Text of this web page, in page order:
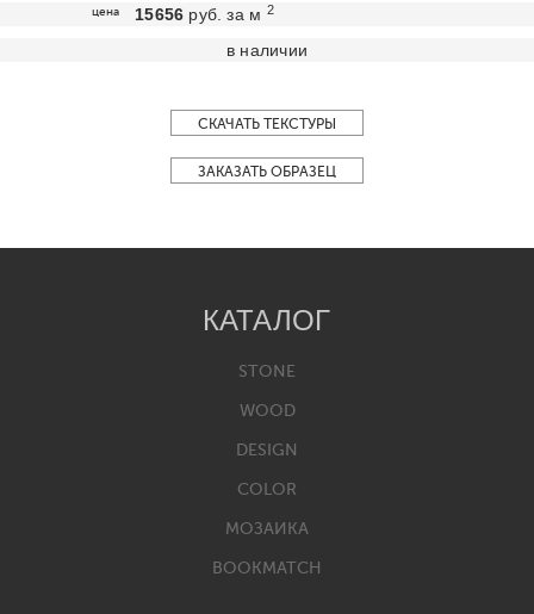
цена 15656 руб. за м 2
в наличии
СКАЧАТЬ ТЕКСТУРЫ
ЗАКАЗАТЬ ОБРАЗЕЦ
КАТАЛОГ
STONE
WOOD
DESIGN
COLOR
МОЗАИКА
BOOKMATCH